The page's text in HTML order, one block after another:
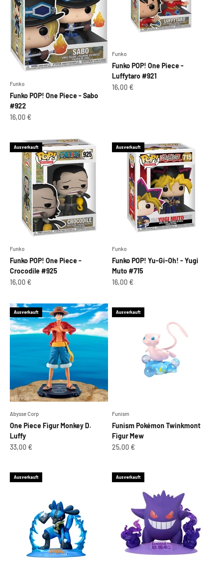
Funko
Funko POP! One Piece - Sabo
#922
Angebot
16,00 €
Funko
Funko POP! One Piece -
Luffytaro #921
Angebot
16,00 €
Ausverkauft
Funko
Funko POP! One Piece -
Crocodile #925
Angebot
16,00 €
Ausverkauft
Funko
Funko POP! Yu-Gi-Oh! - Yugi
Muto #715
Angebot
16,00 €
Ausverkauft
Abysse Corp
One Piece Figur Monkey D.
Luffy
Angebot
33,00 €
Ausverkauft
Funism
Funism Pokémon Twinkmont
Figur Mew
Angebot
25,00 €
Ausverkauft Ausverkauft